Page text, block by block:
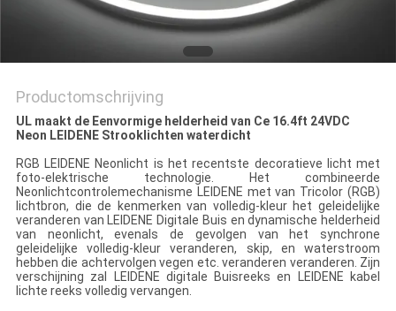
Productomschrijving
UL maakt de Eenvormige helderheid van Ce 16.4ft 24VDC
Neon LEIDENE Strooklichten waterdicht
RGB LEIDENE Neonlicht is het recentste decoratieve licht met
foto-elektrische technologie. Het combineerde
Neonlichtcontrolemechanisme LEIDENE met van Tricolor (RGB)
lichtbron, die de kenmerken van volledig-kleur het geleidelijke
veranderen van LEIDENE Digitale Buis en dynamische helderheid
van neonlicht, evenals de gevolgen van het synchrone
geleidelijke volledig-kleur veranderen, skip, en waterstroom
hebben die achtervolgen vegen etc. veranderen veranderen. Zijn
verschijning zal LEIDENE digitale Buisreeks en LEIDENE kabel
lichte reeks volledig vervangen.